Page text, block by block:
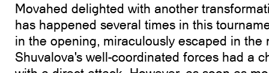
Movahed delighted with another
has happened several times in this
in the opening, miraculously escaped in the
Shuvalova's well-coordinated forces had a